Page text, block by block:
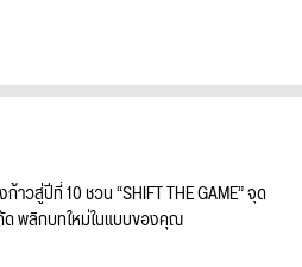
าวสู่ปีที่ 10 ชวน “SHIFT THE GAME” จุด
พลิกบทใหม่ในแบบของคุณ